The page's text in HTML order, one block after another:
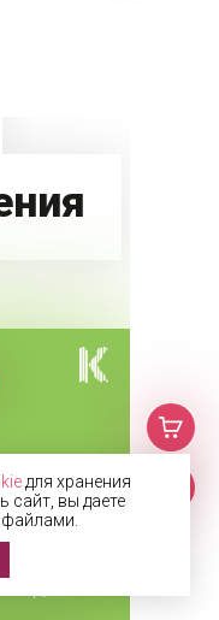
и
для хранения
сайт, вы даете